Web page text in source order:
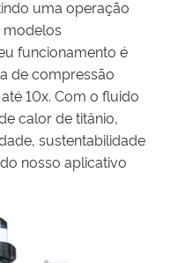
uma operação
modelos
funcionamento é
de compressão
10x. Com o fluido
calor de titânio,
sustentabilidade
nosso aplicativo